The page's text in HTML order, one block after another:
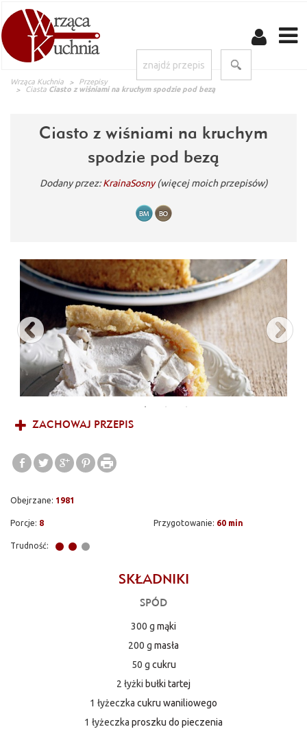
Wrząca Kuchnia
Przepisy
Ciasta Ciasto z wiśniami na kruchym spodzie pod bezą
Ciasto z wiśniami na kruchym
spodzie pod bezą
Dodany przez:KrainaSosny (więcej moich przepisów)
ZACHOWAJ PRZEPIS
Obejrzane: 1981
Porcje: 8 Przygotowanie: 60 min
Trudność:
SKŁADNIKI
SPÓD
300 g mąki
200 g masła
50 g cukru
2 łyżki bułki tartej
1 łyżeczka cukru waniliowego
1 łyżeczka proszku do pieczenia